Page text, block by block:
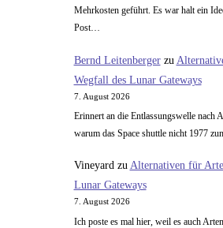
Mehrkosten geführt. Es war halt ein
Post…
Bernd Leitenbergerzu
Wegfall des Lunar Gateways
7. August 2026
Erinnert an die Entlassungswelle nach
warum das Space shuttle nicht 1977
Vineyardzu Alternativen für
Lunar Gateways
7. August 2026
Ich poste es mal hier, weil es auch